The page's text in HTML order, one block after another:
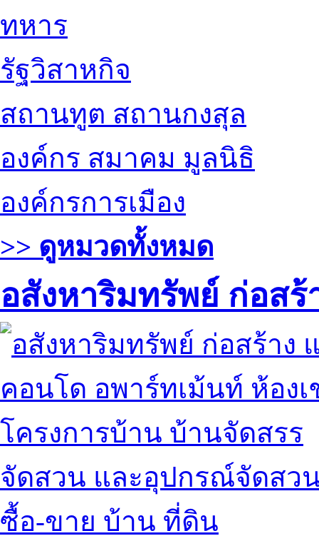
ทหาร
รัฐวิสาหกิจ
สถานทูต สถานกงสุล
องค์กร สมาคม มูลนิธิ
องค์กรการเมือง
>> ดูหมวดทั้งหมด
อสังหาริมทรัพย์ ก่อส
คอนโด อพาร์ทเม้นท์ ห้องเ
โครงการบ้าน บ้านจัดสรร
จัดสวน และอุปกรณ์จัดสว
ซื้อ-ขาย บ้าน ที่ดิน